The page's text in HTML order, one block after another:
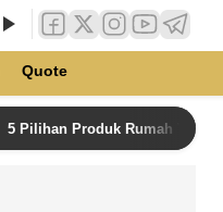
Quote
5 Pilihan Produk Rumah